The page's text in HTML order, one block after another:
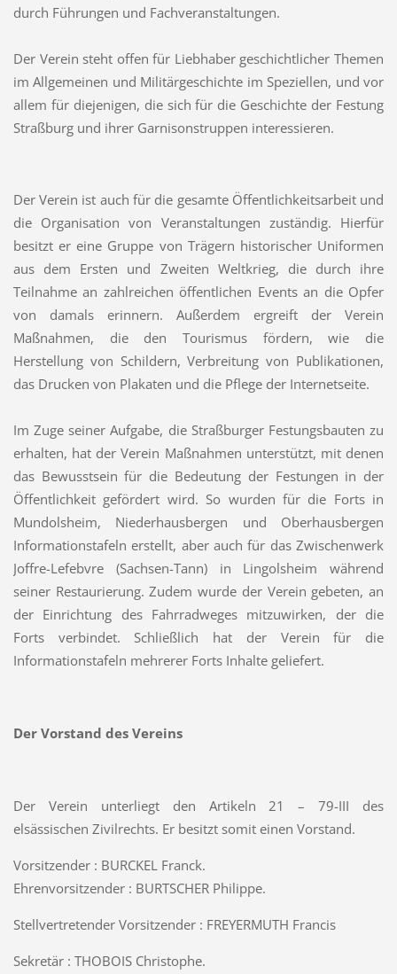
durch Führungen und Fachveranstaltungen.
Der Verein steht offen für Liebhaber geschichtlicher Themen
im Allgemeinen und Militärgeschichte im Speziellen, und vor
allem für diejenigen, die sich für die Geschichte der Festung
Straßburg und ihrer Garnisonstruppen interessieren.
Der Verein ist auch für die gesamte Öffentlichkeitsarbeit und
die Organisation von Veranstaltungen zuständig. Hierfür
besitzt er eine Gruppe von Trägern historischer Uniformen
aus dem Ersten und Zweiten Weltkrieg, die durch ihre
Teilnahme an zahlreichen öffentlichen Events an die Opfer
von damals erinnern. Außerdem ergreift der Verein
Maßnahmen, die den Tourismus fördern, wie die
Herstellung von Schildern, Verbreitung von Publikationen,
das Drucken von Plakaten und die Pflege der Internetseite.
Im Zuge seiner Aufgabe, die Straßburger Festungsbauten zu
erhalten, hat der Verein Maßnahmen unterstützt, mit denen
das Bewusstsein für die Bedeutung der Festungen in der
Öffentlichkeit gefördert wird. So wurden für die Forts in
Mundolsheim, Niederhausbergen und Oberhausbergen
Informationstafeln erstellt, aber auch für das Zwischenwerk
Joffre-Lefebvre (Sachsen-Tann) in Lingolsheim während
seiner Restaurierung. Zudem wurde der Verein gebeten, an
der Einrichtung des Fahrradweges mitzuwirken, der die
Forts verbindet. Schließlich hat der Verein für die
Informationstafeln mehrerer Forts Inhalte geliefert.
Der Vorstand des Vereins
Der Verein unterliegt den Artikeln 21 – 79-III des
elsässischen Zivilrechts. Er besitzt somit einen Vorstand.
Vorsitzender : BURCKEL Franck.
Ehrenvorsitzender : BURTSCHER Philippe.
Stellvertretender Vorsitzender : FREYERMUTH Francis
Sekretär : THOBOIS Christophe.